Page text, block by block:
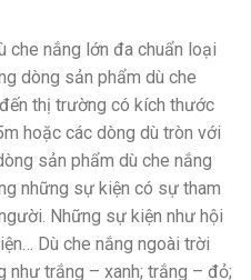
che nắng lớn đa chuẩn loại
dòng sản phẩm dù che
thị trường có kích thước
hoặc các dòng dù tròn với
sản phẩm dù che nắng
những sự kiện có sự tham
Những sự kiện như hội
Dù che nắng ngoài trời
như trắng – xanh; trắng – đỏ;